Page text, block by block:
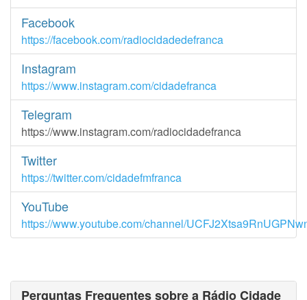
Facebook
https://facebook.com/radiocidadedefranca
Instagram
https://www.instagram.com/cidadefranca
Telegram
https://www.instagram.com/radiocidadefranca
Twitter
https://twitter.com/cidadefmfranca
YouTube
https://www.youtube.com/channel/
Perguntas Frequentes sobre a Rádio Cidade